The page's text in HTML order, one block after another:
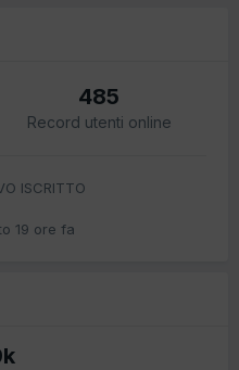
485
Record utenti online
ISCRITTO
19 ore fa